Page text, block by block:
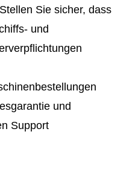
Sie sicher, dass
und
und
Support